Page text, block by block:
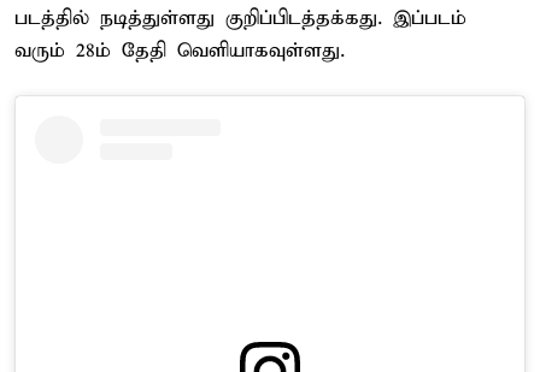
படத்தில் நடித்துள்ளது குறிப்பிடத்தக்கது. இப்படம்
வரும் 28ம் தேதி வெளியாகவுள்ளது.